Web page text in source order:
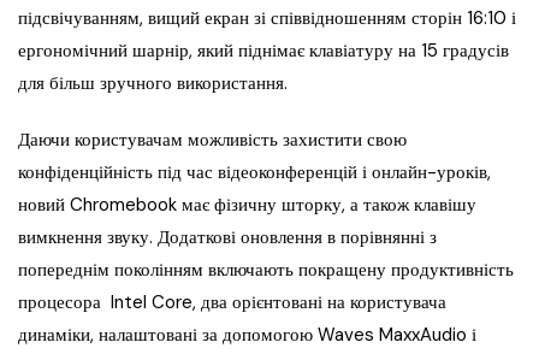
підсвічуванням, вищий екран зі співвідношенням сторін 16:10 і
ергономічний шарнір, який піднімає клавіатуру на 15 градусів
для більш зручного використання.
Даючи користувачам можливість захистити свою
конфіденційність під час відеоконференцій і онлайн-уроків,
новий Chromebook має фізичну шторку, а також клавішу
вимкнення звуку. Додаткові оновлення в порівнянні з
попереднім поколінням включають покращену продуктивність
процесора Intel Core, два орієнтовані на користувача
динаміки, налаштовані за допомогою Waves MaxxAudio і